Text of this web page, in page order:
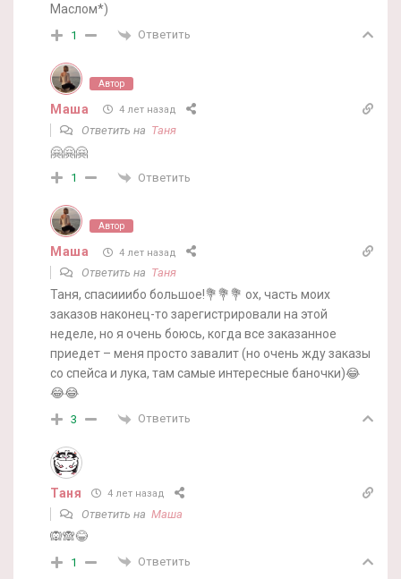
Маслом*)
1 Ответить
Автор
Маша 4 лет назад
Ответить на Таня
🤗🤗🤗
1 Ответить
Автор
Маша 4 лет назад
Ответить на Таня
Таня, спасииибо большое!💐💐💐 ох, часть моих
заказов наконец-то зарегистрировали на этой
неделе, но я очень боюсь, когда все заказанное
приедет – меня просто завалит (но очень жду заказы
со спейса и лука, там самые интересные баночки)😂
😂😂
3 Ответить
Таня 4 лет назад
Ответить на Маша
🙉🙈😂
1 Ответить